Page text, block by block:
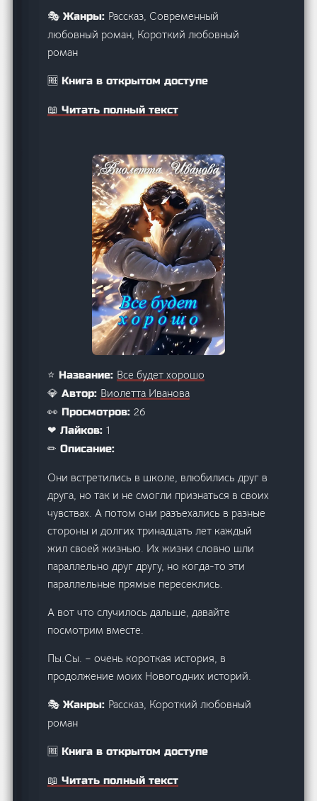
🎭 Жанры: Рассказ, Современный
любовный роман, Короткий любовный
роман
🆓 Книга в открытом доступе
📖 Читать полный текст
⭐ Название: Все будет хорошо
💎 Автор: Виолетта Иванова
👀 Просмотров:26
❤ Лайков:1
✏ Описание:
Они встретились в школе, влюбились друг в
друга, но так и не смогли признаться в своих
чувствах. А потом они разъехались в разные
стороны и долгих тринадцать лет каждый
жил своей жизнью. Их жизни словно шли
параллельно друг другу, но когда-то эти
параллельные прямые пересеклись.
А вот что случилось дальше, давайте
посмотрим вместе.
Пы.Сы. – очень короткая история, в
продолжение моих Новогодних историй.
🎭 Жанры: Рассказ, Короткий любовный
роман
🆓 Книга в открытом доступе
📖 Читать полный текст